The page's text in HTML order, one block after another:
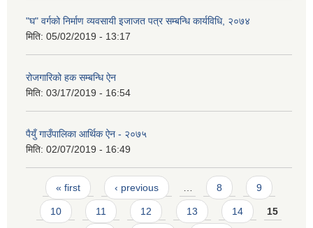
"घ" वर्गको निर्माण व्यवसायी इजाजत पत्र सम्बन्धि कार्यविधि, २०७४
मिति: 05/02/2019 - 13:17
रोजगारिको हक सम्बन्धि ऐन
मिति: 03/17/2019 - 16:54
पैयुँ गाउँपालिका आर्थिक ऐन - २०७५
मिति: 02/07/2019 - 16:49
Pages
« first ‹ previous 8 9
10 11 12 13 14 15